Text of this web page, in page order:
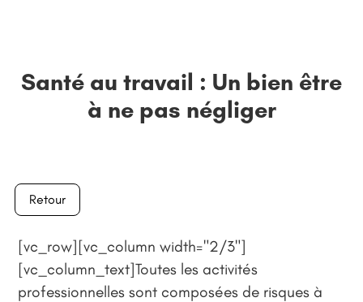
Santé au travail : Un bien être
à ne pas négliger
Retour
[vc_row][vc_column width="2/3"]
[vc_column_text]Toutes les activités
professionnelles sont composées de risques à